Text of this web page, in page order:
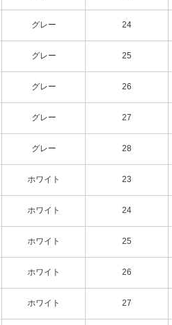
グレー 24
グレー 25
グレー 26
グレー 27
グレー 28
ホワイト 23
ホワイト 24
ホワイト 25
ホワイト 26
ホワイト 27